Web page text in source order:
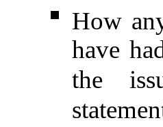
How
have
the